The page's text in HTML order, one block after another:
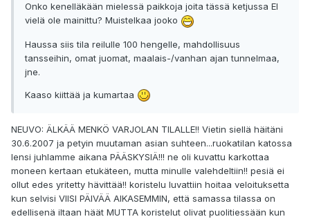
Onko kenelläkään mielessä paikkoja joita tässä ketjussa EI
vielä ole mainittu? Muistelkaa jooko
Haussa siis tila reilulle 100 hengelle, mahdollisuus
tansseihin, omat juomat, maalais-/vanhan ajan tunnelmaa,
jne.
Kaaso kiittää ja kumartaa
NEUVO: ÄLKÄÄ MENKÖ VARJOLAN TILALLE!! Vietin siellä häitäni
30.6.2007 ja petyin muutaman asian suhteen...ruokatilan katossa
lensi juhlamme aikana PÄÄSKYSIÄ!!! ne oli kuvattu karkottaa
moneen kertaan etukäteen, mutta minulle valehdeltiin!! pesiä ei
ollut edes yritetty hävittää!! koristelu luvattiin hoitaa veloituksetta
kun selvisi VIISI PÄIVÄÄ AIKASEMMIN, että samassa tilassa on
edellisenä iltaan häät MUTTA koristelut olivat puolitiessään kun